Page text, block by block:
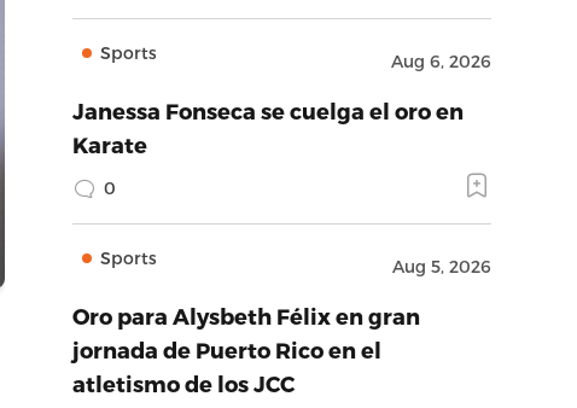
Sports Aug 6, 2026
Janessa Fonseca se cuelga el oro en
Karate
0
Sports Aug 5, 2026
Oro para Alysbeth Félix en gran
jornada de Puerto Rico en el
atletismo de los JCC